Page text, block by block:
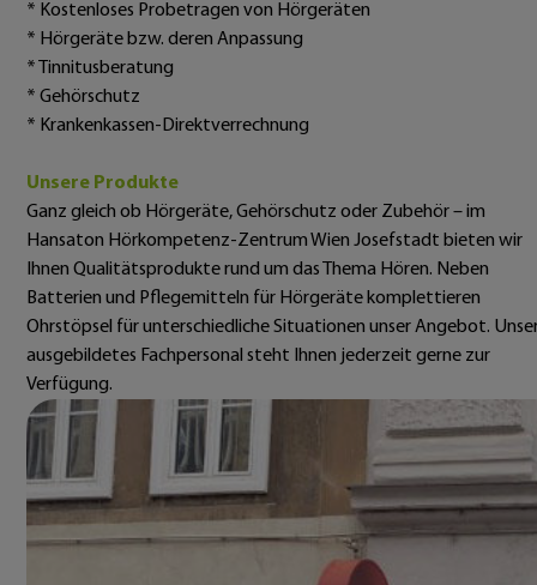
* Kostenloses Probetragen von Hörgeräten
* Hörgeräte bzw. deren Anpassung
* Tinnitusberatung
* Gehörschutz
* Krankenkassen-Direktverrechnung
Unsere Produkte
Ganz gleich ob Hörgeräte, Gehörschutz oder Zubehör – im
Hansaton Hörkompetenz-Zentrum Wien Josefstadt bieten wir
Ihnen Qualitätsprodukte rund um das Thema Hören. Neben
Batterien und Pflegemitteln für Hörgeräte komplettieren
Ohrstöpsel für unterschiedliche Situationen unser Angebot.
ausgebildetes Fachpersonal steht Ihnen jederzeit gerne zur
Verfügung.